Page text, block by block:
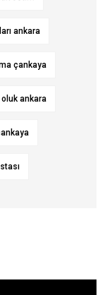
ankara
çankaya
oluk ankara